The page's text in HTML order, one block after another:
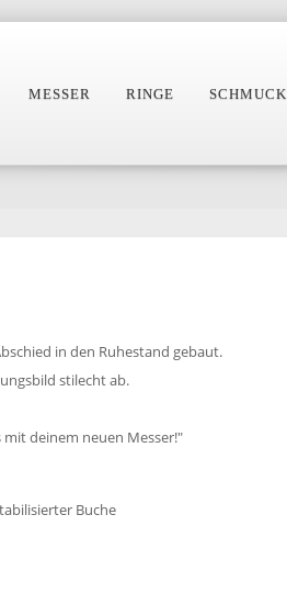
MESSER RINGE SCHMUCK
in den Ruhestand gebaut.
stilecht ab.
mit deinem neuen Messer!"
Buche